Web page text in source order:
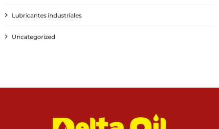
Lubricantes industriales
Uncategorized